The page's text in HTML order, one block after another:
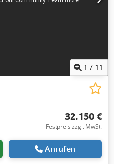
1 / 11
32.150 €
Festpreis zzgl. MwSt.
Anrufen